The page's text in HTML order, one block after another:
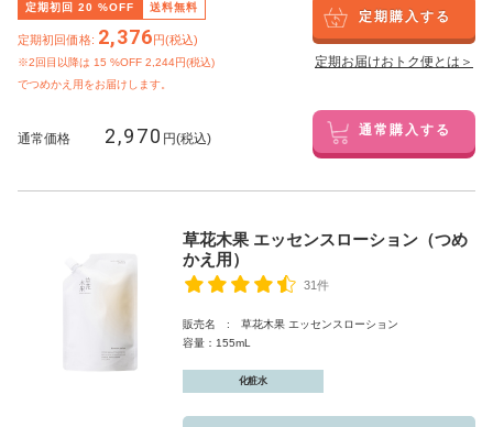
定期初回 20 %OFF 送料無料
定期初回価格: 2,376円(税込)
※2回目以降は 15 %OFF 2,244円(税込)
でつめかえ用をお届けします。
定期購入する
定期お届けおトク便とは＞
通常価格 2,970 円(税込) 通常購入する
草花木果 エッセンスローション（つめ
かえ用）
31件
販売名 : 草花木果 エッセンスローション
容量：155mL
化粧水